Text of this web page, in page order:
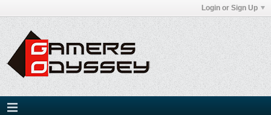
Login or Sign Up